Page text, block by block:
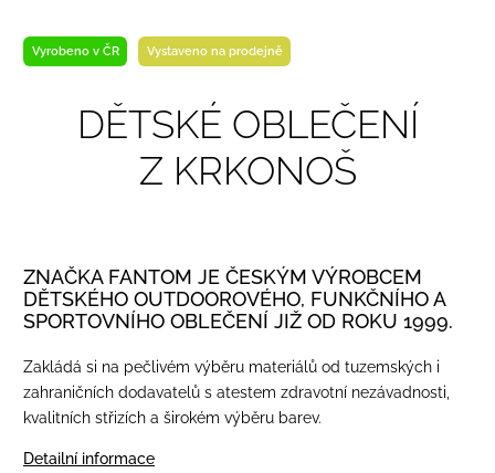
Vyrobeno v ČR Vystaveno na prodejně
DĚTSKÉ OBLEČENÍ
Z KRKONOŠ
ZNAČKA FANTOM JE ČESKÝM VÝROBCEM
DĚTSKÉHO OUTDOOROVÉHO, FUNKČNÍHO A
SPORTOVNÍHO OBLEČENÍ JIŽ OD ROKU 1999.
Zakládá si na pečlivém výběru materiálů od tuzemských i
zahraničních dodavatelů s atestem zdravotní nezávadnosti,
kvalitních střizích a širokém výběru barev.
Detailní informace